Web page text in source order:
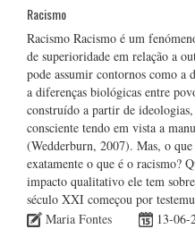
Racismo
Racismo Racismo é um
de superioridade em relação a
pode assumir contornos como a
a diferenças biológicas entre
construído a partir de
consciente tendo em vista a
(Wedderburn, 2007). Mas, o
exatamente o que é o racismo?
impacto qualitativo ele tem
século XXI começou por
Maria Fontes
13-06-